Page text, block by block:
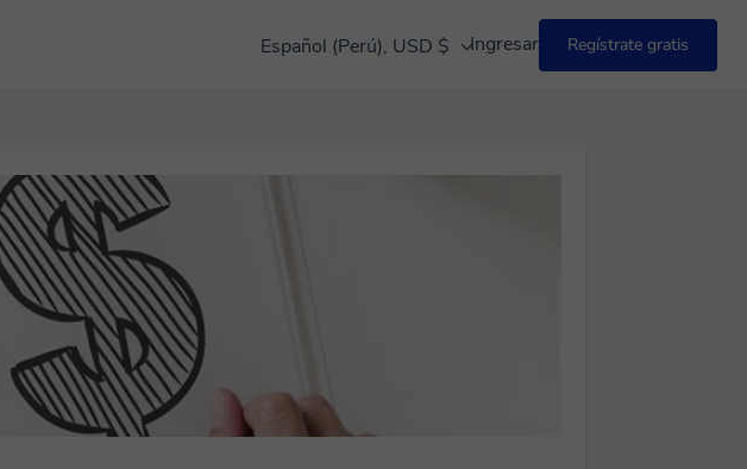
Español (Perú), USD $ Ingresar Regístrate gratis